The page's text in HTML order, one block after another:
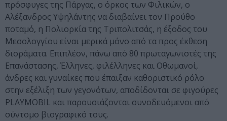
πρόσφυγες της Πάργας, ο όρκος των Φιλικών, ο
Αλέξανδρος Υψηλάντης να διαβαίνει τον Προύθο
ποταμό, η Πολιορκία της Τριπολιτσάς, η έξοδος του
Μεσολογγίου είναι μερικά μόνο από τα προς έκθεση
διοράματα. Επιπλέον, πάνω από 80 πρωταγωνιστές της
Επανάστασης, Έλληνες, φιλέλληνες και Οθωμανοί,
άνδρες και γυναίκες που έπαιξαν καθοριστικό ρόλο
στην εξέλιξη των γεγονότων, αποδίδονται σε φιγούρες
PLAYMOBIL και παρουσιάζονται συνοδευόμενοι από
σύντομο βιογραφικό τους.